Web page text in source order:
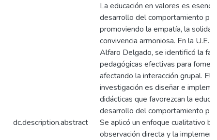
dc.description.abstract
La educación en valores es
desarrollo del comportamiento
promoviendo la empatía, la
convivencia armoniosa. En la U.E.
Alfaro Delgado, se identificó la
pedagógicas efectivas para
afectando la interacción grupal. El
investigación es diseñar e
didácticas que favorezcan la
desarrollo del comportamiento
Se aplicó un enfoque cualitativo
observación directa y la